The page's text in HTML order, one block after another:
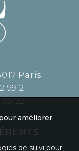
Paris
99 21
99 22
améliorer
de suivi pour